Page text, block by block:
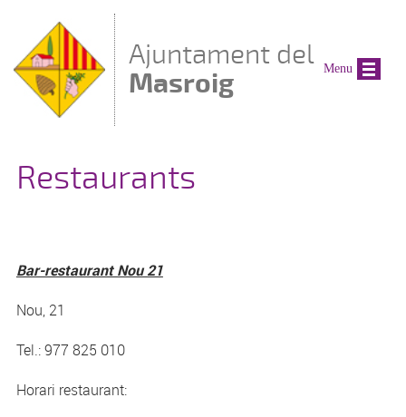
Ajuntament del
Masroig
Restaurants
Bar-restaurant Nou 21
Nou, 21
Tel.: 977 825 010
Horari restaurant:
Menu